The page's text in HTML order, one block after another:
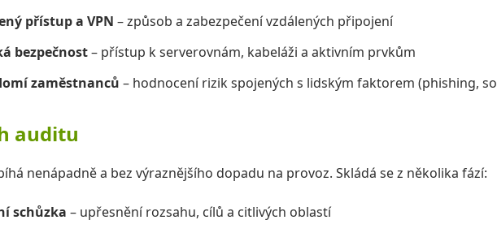
přístup a VPN – způsob a zabezpečení vzdálených připojení
bezpečnost– přístup k serverovnám, kabeláži a aktivním prvkům
zaměstnanců – hodnocení rizik spojených s lidským faktorem (phishing,
auditu
nenápadně a bez výraznějšího dopadu na provoz. Skládá se z několika fází:
schůzka – upřesnění rozsahu, cílů a citlivých oblastí